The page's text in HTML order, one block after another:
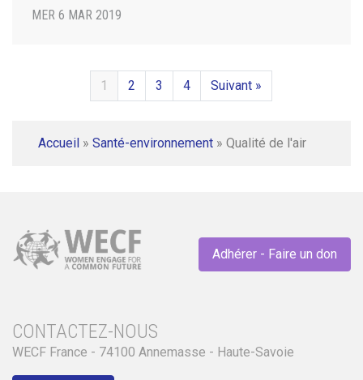
MER 6 MAR 2019
1 2 3 4 Suivant »
Accueil » Santé-environnement » Qualité de l'air
Adhérer - Faire un don
CONTACTEZ-NOUS
WECF France - 74100 Annemasse - Haute-Savoie